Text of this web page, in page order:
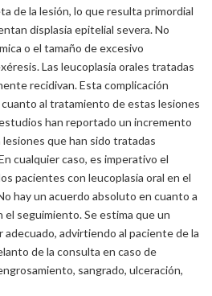
de la lesión, lo que resulta primordial
displasia epitelial severa. No
o el tamaño de excesivo
Las leucoplasia orales tratadas
recidivan. Esta complicación
al tratamiento de estas lesiones
han reportado un incremento
que han sido tratadas
cualquier caso, es imperativo el
pacientes con leucoplasia oral en el
hay un acuerdo absoluto en cuanto a
el seguimiento. Se estima que un
advirtiendo al paciente de la
de la consulta en caso de
sangrado, ulceración,